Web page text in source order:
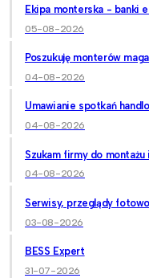
Ekipa monterska - banki
05-08-2026
Poszukuję monterów
04-08-2026
Umawianie spotkań
04-08-2026
Szukam firmy do
04-08-2026
Serwisy, przeglądy
03-08-2026
BESS Expert
31-07-2026